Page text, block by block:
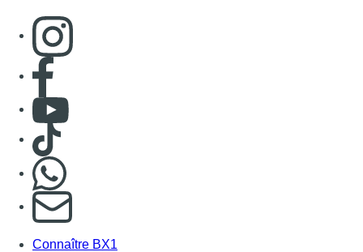
Consulter page Instagram
Consulter page Facebook
Consulter Youtube
Consulter TikTok
S'abonner à notre newsletter
Connaître BX1